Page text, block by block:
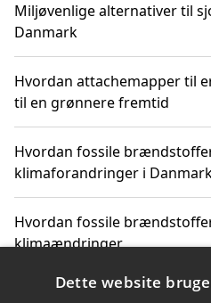
Miljøvenlige alternativer til
Danmark
Hvordan attachemapper til
til en grønnere fremtid
Hvordan fossile
klimaforandringer i
Hvordan fossile
klimaændringer
Hvordan citater om fossile
Dette website